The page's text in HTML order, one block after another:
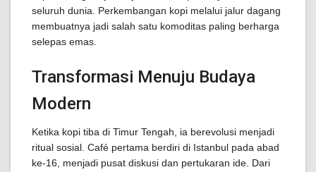
seluruh dunia. Perkembangan kopi melalui jalur dagang
membuatnya jadi salah satu komoditas paling berharga
selepas emas.
Transformasi Menuju Budaya
Modern
Ketika kopi tiba di Timur Tengah, ia berevolusi menjadi
ritual sosial. Café pertama berdiri di Istanbul pada abad
ke-16, menjadi pusat diskusi dan pertukaran ide. Dari